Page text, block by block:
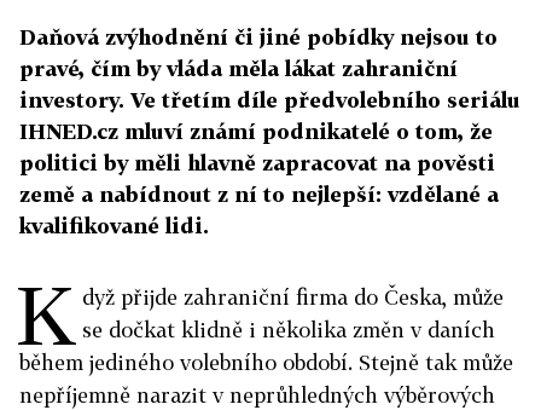
Daňová zvýhodnění či jiné pobídky nejsou to
pravé, čím by vláda měla lákat zahraniční
investory. Ve třetím díle předvolebního seriálu
IHNED.cz mluví známí podnikatelé o tom, že
politici by měli hlavně zapracovat na pověsti
země a nabídnout z ní to nejlepší: vzdělané a
kvalifikované lidi.
K dyž přijde zahraniční firma do Česka, může
se dočkat klidně i několika změn v daních
během jediného volebního období. Stejně tak může
nepříjemně narazit v neprůhledných výběrových